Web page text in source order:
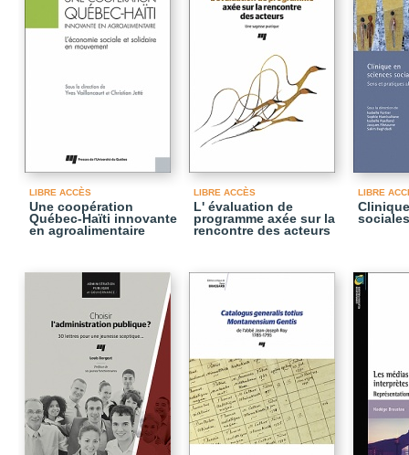
LIBRE ACCÈS
Une coopération
Québec-Haïti innovante
en agroalimentaire
LIBRE ACCÈS
L' évaluation de
programme axée sur la
rencontre des acteurs
LIBRE
sociales